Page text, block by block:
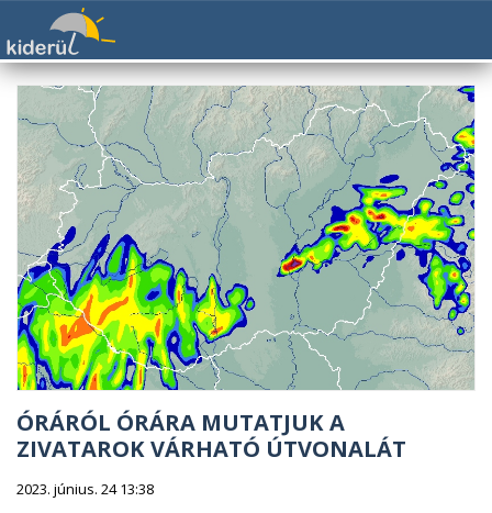
ÓRÁRÓL ÓRÁRA MUTATJUK A
ZIVATAROK VÁRHATÓ ÚTVONALÁT
2023. június. 24 13:38